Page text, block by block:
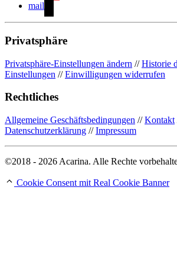
mail
Privatsphäre
Privatsphäre-Einstellungen ändern //Historie
Einstellungen //Einwilligungen widerrufen
Rechtliches
Allgemeine Geschäftsbedingungen //Kontakt
Datenschutzerklärung //Impressum
©2018 - 2026 Acarina. Alle Rechte
Cookie Consent mit Real Cookie Banner